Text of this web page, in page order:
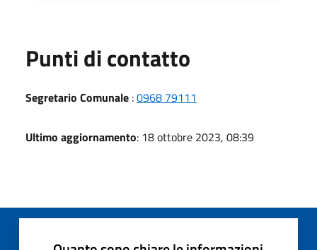
Punti di contatto
Segretario Comunale :0968 79111
Ultimo aggiornamento: 18 ottobre 2023, 08:39